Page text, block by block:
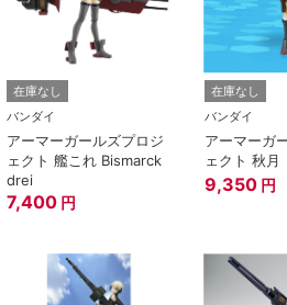
在庫なし
バンダイ
アーマーガールズプロジ
ェクト 艦これ Bismarck
drei
7,400 円
在庫なし
バンダイ
アーマーガ
ェクト 秋月
9,350 円